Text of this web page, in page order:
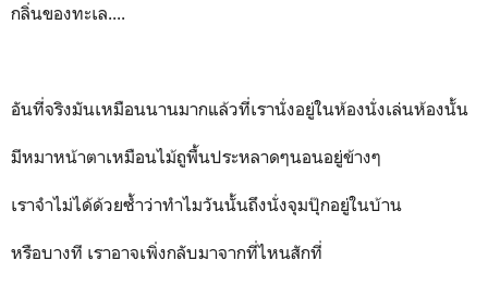
กลิ่นของทะเล....
อันที่จริงมันเหมือนนานมากแล้วที่เรานั่งอยู่ในห้องนั่งเล่นห้องนั้น
มีหมาหน้าตาเหมือนไม้ถูพื้นประหลาดๆนอนอยู่ข้างๆ
เราจำไม่ได้ด้วยซ้ำว่าทำไมวันนั้นถึงนั่งจุมปุ๊กอยู่ในบ้าน
หรือบางที เราอาจเพิ่งกลับมาจากที่ไหนสักที่